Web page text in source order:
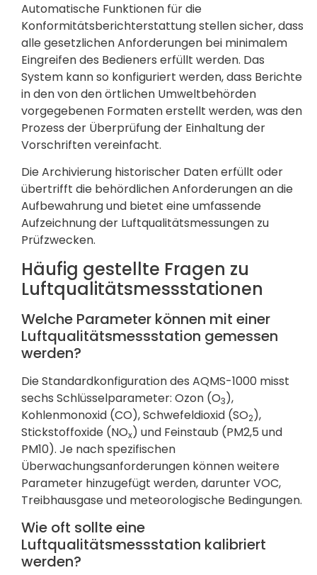
Automatische Funktionen für die
Konformitätsberichterstattung stellen sicher, dass
alle gesetzlichen Anforderungen bei minimalem
Eingreifen des Bedieners erfüllt werden. Das
System kann so konfiguriert werden, dass Berichte
in den von den örtlichen Umweltbehörden
vorgegebenen Formaten erstellt werden, was den
Prozess der Überprüfung der Einhaltung der
Vorschriften vereinfacht.
Die Archivierung historischer Daten erfüllt oder
übertrifft die behördlichen Anforderungen an die
Aufbewahrung und bietet eine umfassende
Aufzeichnung der Luftqualitätsmessungen zu
Prüfzwecken.
Häufig gestellte Fragen zu
Luftqualitätsmessstationen
Welche Parameter können mit einer
Luftqualitätsmessstation gemessen
werden?
Die Standardkonfiguration des AQMS-1000 misst
sechs Schlüsselparameter: Ozon (O3),
Kohlenmonoxid (CO), Schwefeldioxid (SO2),
Stickstoffoxide (NOx) und Feinstaub (PM2,5 und
PM10). Je nach spezifischen
Überwachungsanforderungen können weitere
Parameter hinzugefügt werden, darunter VOC,
Treibhausgase und meteorologische Bedingungen.
Wie oft sollte eine
Luftqualitätsmessstation kalibriert
werden?